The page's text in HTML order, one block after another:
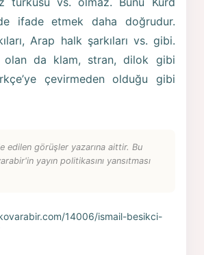
ifade etmek daha doğrudur.
Arap halk şarkıları vs. gibi.
olan da klam, stran, dilok gibi
çevirmeden olduğu gibi
edilen görüşler yazarına aittir. Bu
yayın politikasını yansıtması
14006/ismail-besikci-